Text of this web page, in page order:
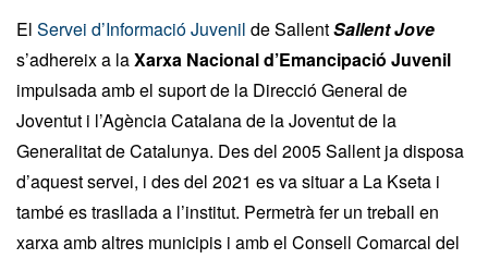
El Servei d’Informació Juvenil de SallentSallent Jove
s’adhereix a laXarxa Nacional d’Emancipació Juvenil
impulsada amb el suport de la Direcció General de
Joventut i l’Agència Catalana de la Joventut de la
Generalitat de Catalunya. Des del 2005 Sallent ja disposa
d’aquest servei, i des del 2021 es va situar a La Kseta i
també es trasllada a l’institut. Permetrà fer un treball en
xarxa amb altres municipis i amb el Consell Comarcal del